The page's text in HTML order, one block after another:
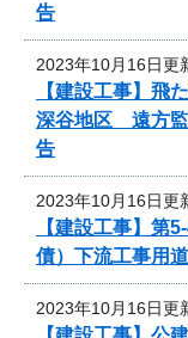
告
2023年10月16日更
【建設工事】
深谷地区 遠方監
告
2023年10月16日更
【建設工事】第
債）下流工事用
2023年10月16日更